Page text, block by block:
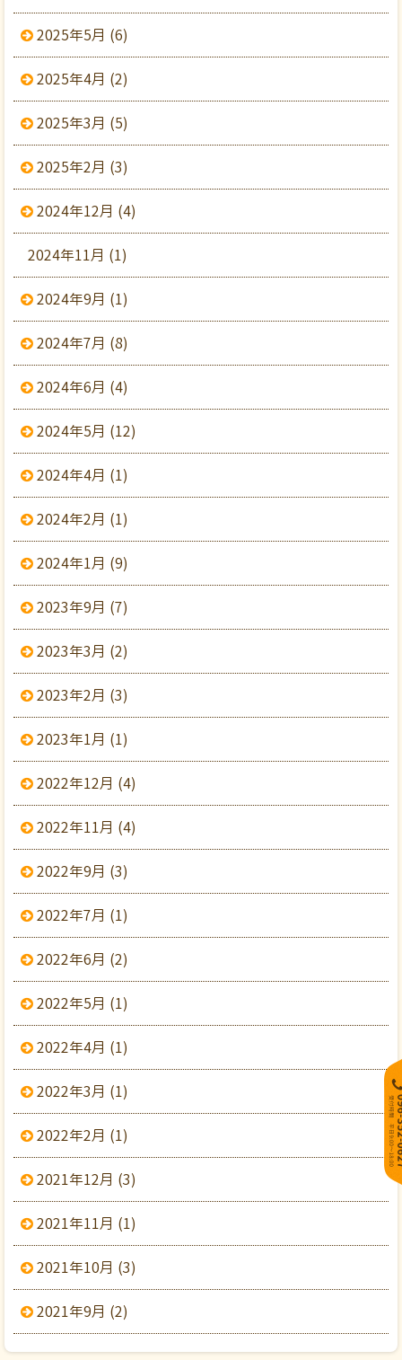
2025年5月 (6)
2025年4月 (2)
2025年3月 (5)
2025年2月 (3)
2024年12月 (4)
2024年11月 (1)
2024年9月 (1)
2024年7月 (8)
2024年6月 (4)
2024年5月 (12)
2024年4月 (1)
2024年2月 (1)
2024年1月 (9)
2023年9月 (7)
2023年3月 (2)
2023年2月 (3)
2023年1月 (1)
2022年12月 (4)
2022年11月 (4)
2022年9月 (3)
2022年7月 (1)
2022年6月 (2)
2022年5月 (1)
2022年4月 (1)
2022年3月 (1)
2022年2月 (1)
2021年12月 (3)
2021年11月 (1)
2021年10月 (3)
2021年9月 (2)